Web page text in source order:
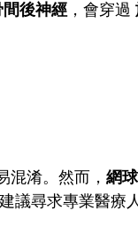
間後神經 ，會穿過
混淆。然而， 網
議尋求專業醫療